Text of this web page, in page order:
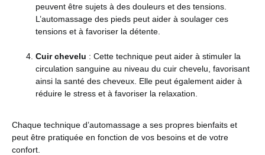
peuvent être sujets à des douleurs et des tensions.
L’automassage des pieds peut aider à soulager ces
tensions et à favoriser la détente.
Cuir chevelu : Cette technique peut aider à stimuler la
circulation sanguine au niveau du cuir chevelu, favorisant
ainsi la santé des cheveux. Elle peut également aider à
réduire le stress et à favoriser la relaxation.
Chaque technique d’automassage a ses propres bienfaits et
peut être pratiquée en fonction de vos besoins et de votre
confort.